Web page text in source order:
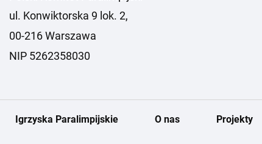
ul. Konwiktorska 9 lok. 2,
00-216 Warszawa
NIP 5262358030
Igrzyska Paralimpijskie O nas Projekty